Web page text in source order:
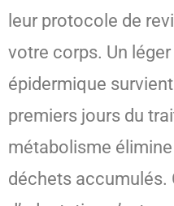
leur protocole de
votre corps. Un
épidermique
premiers jours du
métabolisme
déchets accumulés.